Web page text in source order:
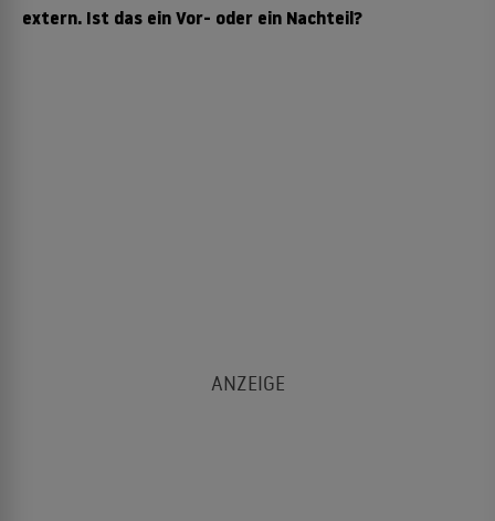
extern. Ist das ein Vor- oder ein Nachteil?